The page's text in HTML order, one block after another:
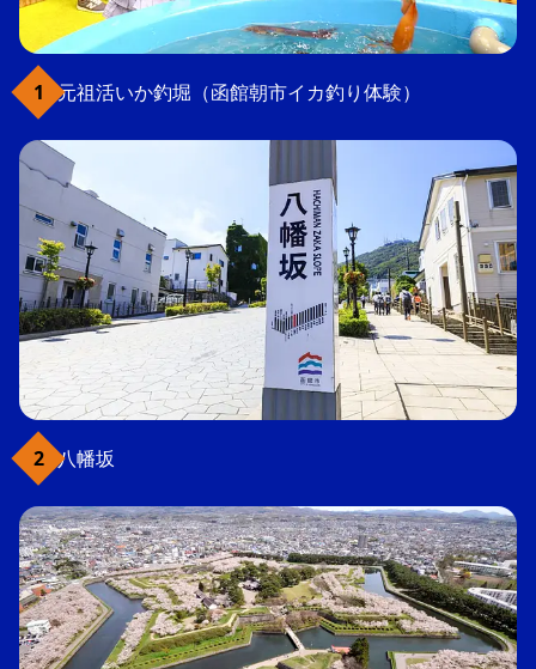
元祖活いか釣堀（函館朝市イカ釣り体験）
八幡坂